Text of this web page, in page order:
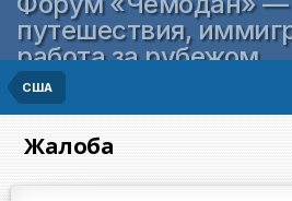
путешествия,
работа за рубежом
США
Жалоба